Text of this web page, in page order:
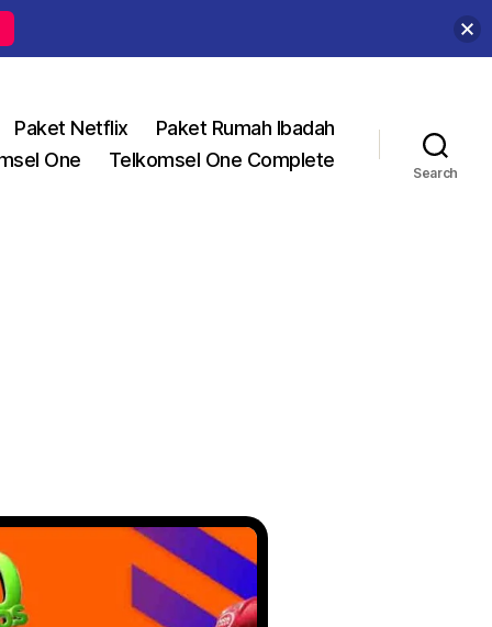
Paket Netflix
Paket Rumah Ibadah
One
Telkomsel One Complete
Search